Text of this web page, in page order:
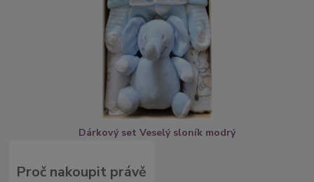
Dárkový set Veselý sloník modrý
Proč nakoupit právě